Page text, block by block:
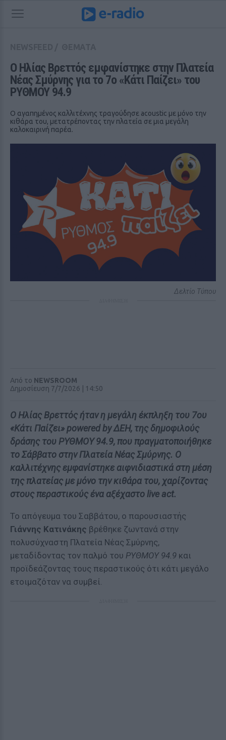
Ο Ηλίας Βρεττός εμφανίστηκε στην Πλατεία
Νέας Σμύρνης για το 7ο «Κάτι Παίζει» του
ΡΥΘΜΟΥ 94.9
Ο αγαπημένος καλλιτέχνης τραγούδησε acoustic με μόνο την
κιθάρα του, μετατρέποντας την πλατεία σε μια μεγάλη
καλοκαιρινή παρέα.
Δελτίο Τύπου
Από το NEWSROOM
Δημοσίευση 7/7/2026 | 14:50
Ο Ηλίας Βρεττός ήταν η μεγάλη έκπληξη του 7ου
«Κάτι Παίζει» powered by ΔΕΗ, της δημοφιλούς
δράσης του ΡΥΘΜΟΥ 94.9, που πραγματοποιήθηκε
το Σάββατο στην Πλατεία Νέας Σμύρνης. Ο
καλλιτέχνης εμφανίστηκε αιφνιδιαστικά στη μέση
της πλατείας με μόνο την κιθάρα του, χαρίζοντας
στους περαστικούς ένα αξέχαστο live act.
Το απόγευμα του Σαββάτου, ο παρουσιαστής
Γιάννης Κατινάκης βρέθηκε ζωντανά στην
πολυσύχναστη Πλατεία Νέας Σμύρνης,
μεταδίδοντας τον παλμό του ΡΥΘΜΟΥ 94.9 και
προϊδεάζοντας τους περαστικούς ότι κάτι μεγάλο
ετοιμαζόταν να συμβεί.